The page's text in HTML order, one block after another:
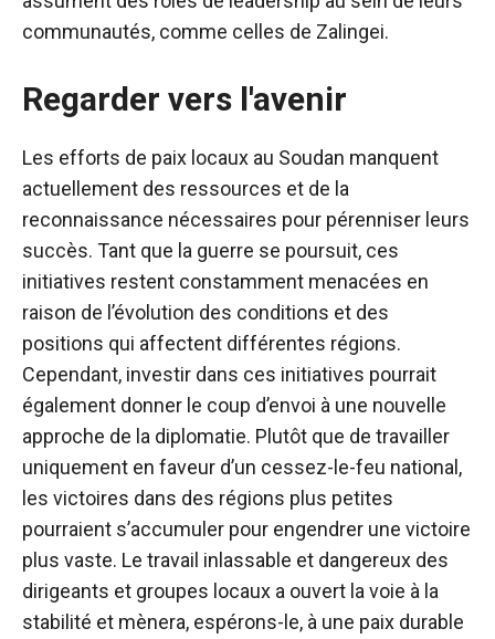
communautés, comme celles de Zalingei.
Regarder vers l'avenir
Les efforts de paix locaux au Soudan manquent
actuellement des ressources et de la
reconnaissance nécessaires pour pérenniser leurs
succès. Tant que la guerre se poursuit, ces
initiatives restent constamment menacées en
raison de l’évolution des conditions et des
positions qui affectent différentes régions.
Cependant, investir dans ces initiatives pourrait
également donner le coup d’envoi à une nouvelle
approche de la diplomatie. Plutôt que de travailler
uniquement en faveur d’un cessez-le-feu national,
les victoires dans des régions plus petites
pourraient s’accumuler pour engendrer une victoire
plus vaste. Le travail inlassable et dangereux des
dirigeants et groupes locaux a ouvert la voie à la
stabilité et mènera, espérons-le, à une paix durable